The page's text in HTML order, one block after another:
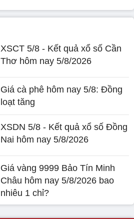
XSCT 5/8 - Kết quả xổ số Cần
Thơ hôm nay 5/8/2026
Giá cà phê hôm nay 5/8: Đồng
loạt tăng
XSDN 5/8 - Kết quả xổ số Đồng
Nai hôm nay 5/8/2026
Giá vàng 9999 Bảo Tín Minh
Châu hôm nay 5/8/2026 bao
nhiêu 1 chỉ?